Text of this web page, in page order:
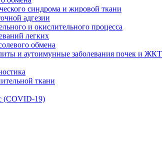
синдрома и жировой ткани
адгезии
и окислительного процесса
легких
обмена
и аутоимунные заболевания почек и ЖКТ
ткани
(COVID-19)